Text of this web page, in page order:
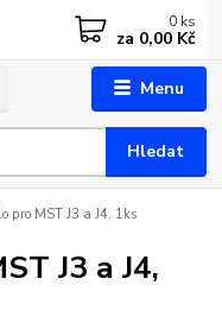
Menu
Hledat
0 ks
za 0,00 Kč
pro MST J3 a J4, 1ks
J3 a J4,